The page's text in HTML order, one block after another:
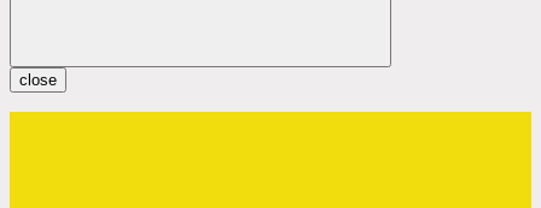
close